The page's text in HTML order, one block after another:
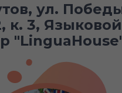
ул.
к. 3, Языковой